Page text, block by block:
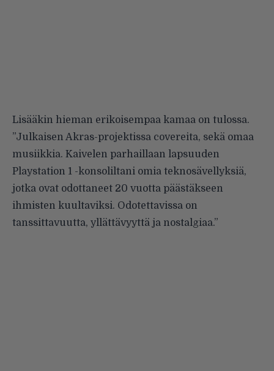
Lisääkin hieman erikoisempaa kamaa on tulossa.
”Julkaisen Akras-projektissa covereita, sekä omaa
musiikkia. Kaivelen parhaillaan lapsuuden
Playstation 1 -konsoliltani omia teknosävellyksiä,
jotka ovat odottaneet 20 vuotta päästäkseen
ihmisten kuultaviksi. Odotettavissa on
tanssittavuutta, yllättävyyttä ja nostalgiaa.”